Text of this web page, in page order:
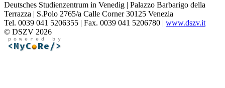
Deutsches Studienzentrum in Venedig | Palazzo Barbarigo della
Terrazza | S.Polo 2765/a Calle Corner 30125 Venezia
Tel. 0039 041 5206355 | Fax. 0039 041 5206780 | www.dszv.it
© DSZV 2026